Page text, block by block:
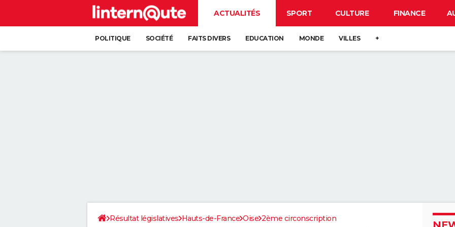
ACTUALITÉS SPORT CULTURE FINANCE
POLITIQUE SOCIÉTÉ FAITS DIVERS EDUCATION MONDE VILLES +
Résultat législatives Hauts-de-France Oise 2ème circonscription